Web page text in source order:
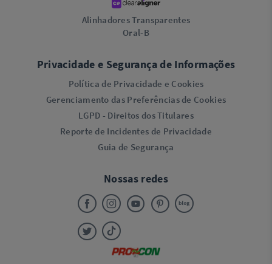
Alinhadores Transparentes
Oral-B
Privacidade e Segurança de Informações
Política de Privacidade e Cookies
Gerenciamento das Preferências de Cookies
LGPD - Direitos dos Titulares
Reporte de Incidentes de Privacidade
Guia de Segurança
Nossas redes